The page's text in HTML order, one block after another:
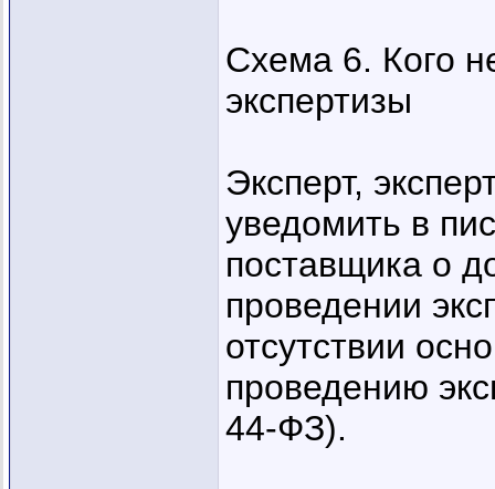
Схема 6. Кого
экспертизы
Эксперт,
уведомить в
поставщика о
проведении
отсутствии
проведению
44-ФЗ).